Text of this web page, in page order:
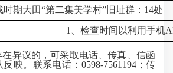
时期大田“第二集美学村”旧址群：14处
1、检查时间以利用手机
议的，可采取电话、传真、信函
映。联系电话：0598-7561194；传